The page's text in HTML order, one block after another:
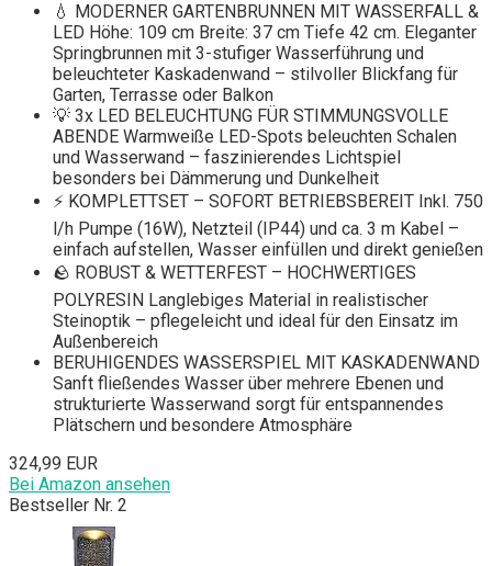
💧 MODERNER GARTENBRUNNEN MIT WASSERFALL &
LED Höhe: 109 cm Breite: 37 cm Tiefe 42 cm. Eleganter
Springbrunnen mit 3-stufiger Wasserführung und
beleuchteter Kaskadenwand – stilvoller Blickfang für
Garten, Terrasse oder Balkon
💡 3x LED BELEUCHTUNG FÜR STIMMUNGSVOLLE
ABENDE Warmweiße LED-Spots beleuchten Schalen
und Wasserwand – faszinierendes Lichtspiel
besonders bei Dämmerung und Dunkelheit
⚡ KOMPLETTSET – SOFORT BETRIEBSBEREIT Inkl. 750
l/h Pumpe (16W), Netzteil (IP44) und ca. 3 m Kabel –
einfach aufstellen, Wasser einfüllen und direkt genießen
🪨 ROBUST & WETTERFEST – HOCHWERTIGES
POLYRESIN Langlebiges Material in realistischer
Steinoptik – pflegeleicht und ideal für den Einsatz im
Außenbereich
BERUHIGENDES WASSERSPIEL MIT KASKADENWAND
Sanft fließendes Wasser über mehrere Ebenen und
strukturierte Wasserwand sorgt für entspannendes
Plätschern und besondere Atmosphäre
324,99 EUR
Bei Amazon ansehen
Bestseller Nr. 2